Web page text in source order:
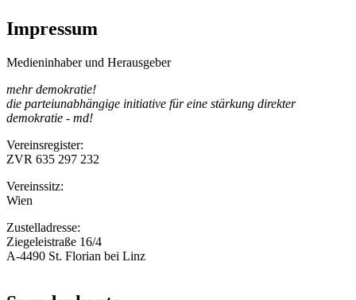
Impressum
Medieninhaber und Herausgeber
mehr demokratie!
die parteiunabhängige initiative für eine stärkung direkter
demokratie - md!
Vereinsregister:
ZVR 635 297 232
Vereinssitz:
Wien
Zustelladresse:
Ziegeleistraße 16/4
A-4490 St. Florian bei Linz